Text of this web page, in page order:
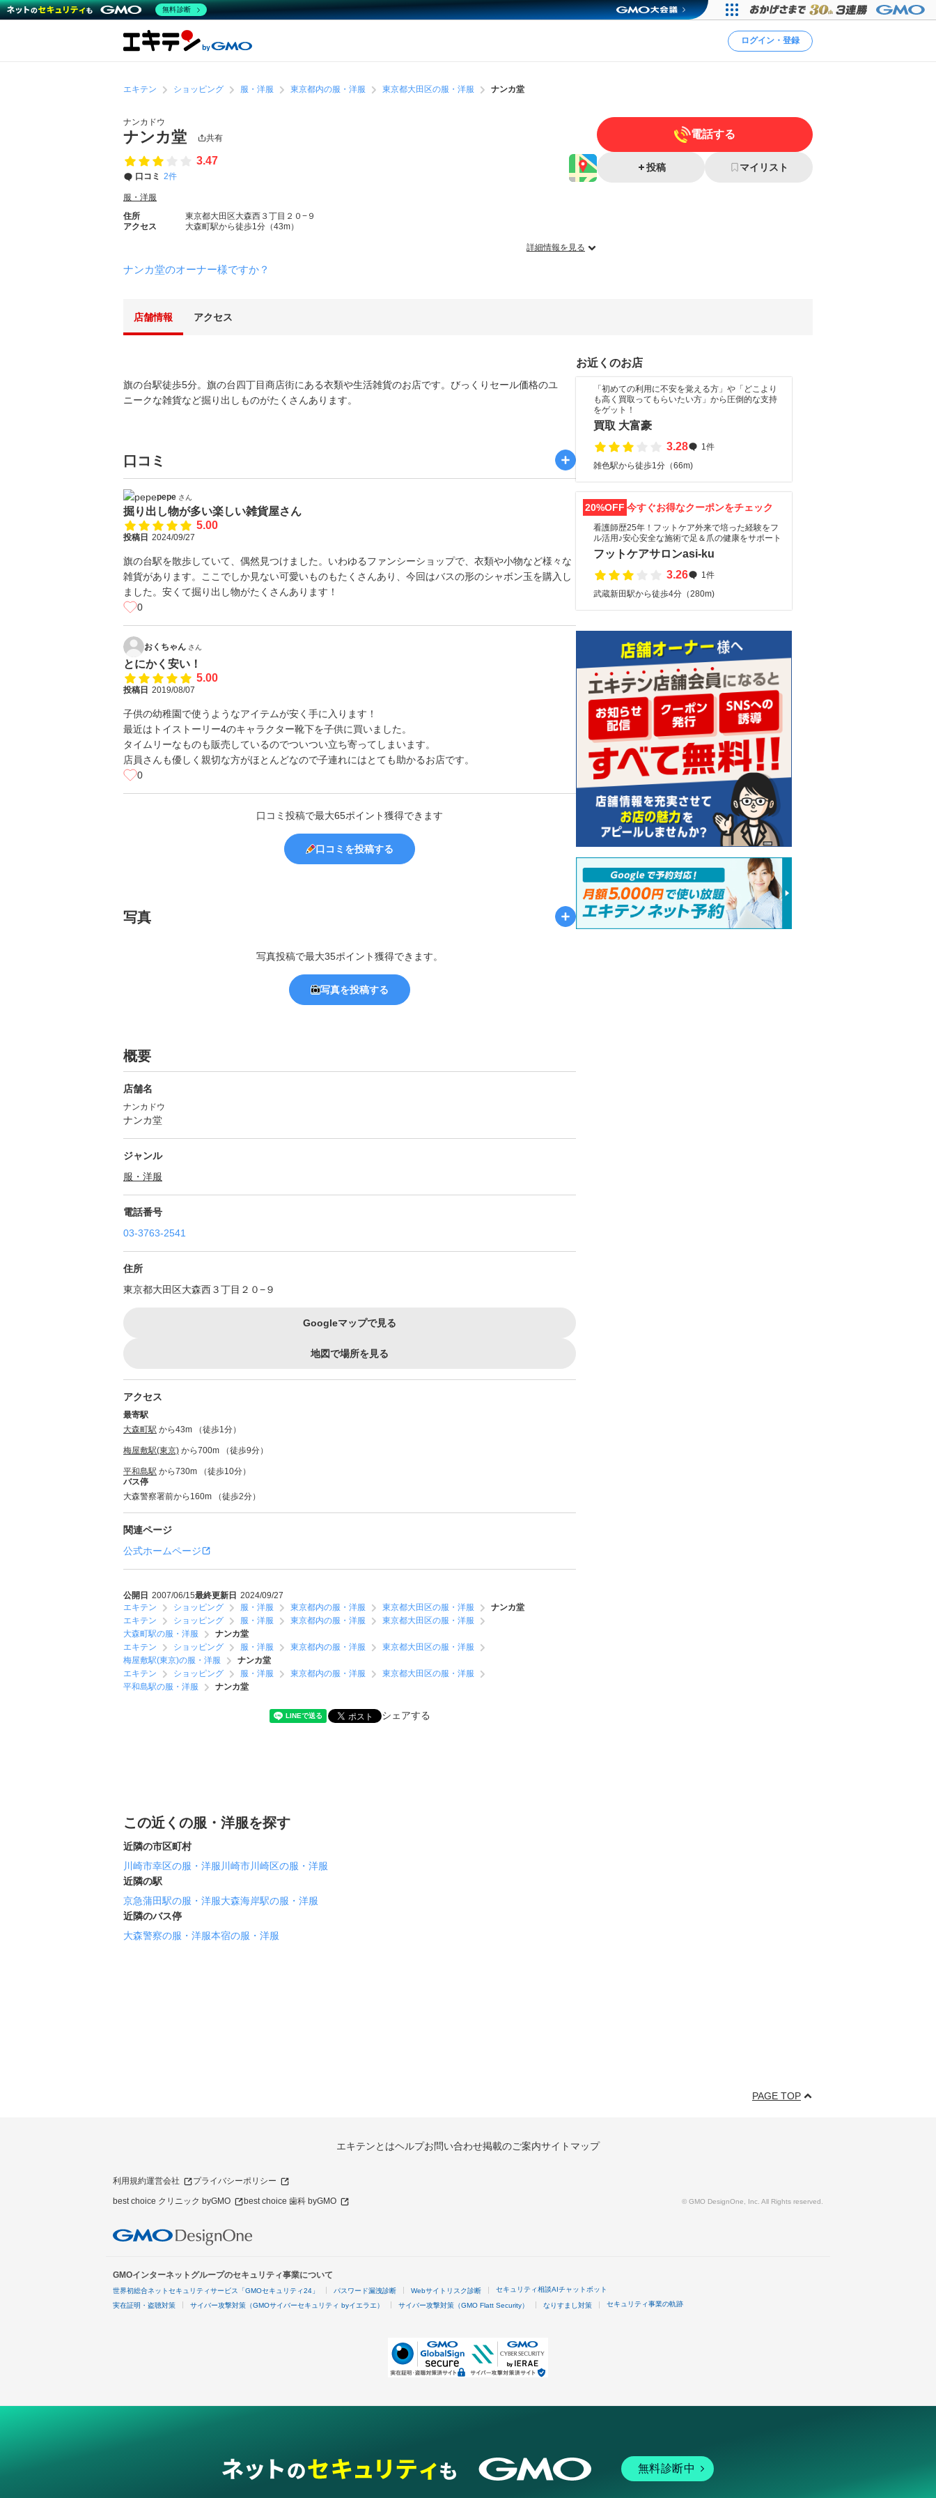
ログイン・登録
エキテン ショッピング 服・洋服 東京都内の服・洋服 東京都大田区の服・洋服 ナンカ堂
ナンカドウ
ナンカ堂 共有
3.47
口コミ 2件
服・洋服
住所
東京都大田区大森西３丁目２０−９
アクセス
大森町駅から徒歩1分（43m）
詳細情報を見る
ナンカ堂のオーナー様ですか？
電話する
投稿 マイリスト
店舗情報 アクセス
旗の台駅徒歩5分。旗の台四丁目商店街にある衣類や生活雑貨のお店です。びっくりセール価格のユ
ニークな雑貨など掘り出しものがたくさんあります。
口コミ
pepe さん
掘り出し物が多い楽しい雑貨屋さん
5.00
投稿日 2024/09/27
旗の台駅を散歩していて、偶然見つけました。いわゆるファンシーショップで、衣類や小物など様々な
雑貨があります。ここでしか見ない可愛いものもたくさんあり、今回はバスの形のシャボン玉を購入し
ました。安くて掘り出し物がたくさんあります！
0
おくちゃん さん
とにかく安い！
5.00
投稿日 2019/08/07
子供の幼稚園で使うようなアイテムが安く手に入ります！
最近はトイストーリー4のキャラクター靴下を子供に買いました。
タイムリーなものも販売しているのでついつい立ち寄ってしまいます。
店員さんも優しく親切な方がほとんどなので子連れにはとても助かるお店です。
0
口コミ投稿で最大65ポイント獲得できます
口コミを投稿する
写真
写真投稿で最大35ポイント獲得できます。
写真を投稿する
概要
店舗名
ナンカドウ
ナンカ堂
ジャンル
服・洋服
電話番号
03-3763-2541
住所
東京都大田区大森西３丁目２０−９
Googleマップで見る
地図で場所を見る
アクセス
最寄駅
大森町駅 から43m （徒歩1分）
梅屋敷駅(東京) から700m （徒歩9分）
平和島駅 から730m （徒歩10分）
バス停
大森警察署前から160m （徒歩2分）
関連ページ
公式ホームページ
公開日 2007/06/15最終更新日 2024/09/27
エキテン
ショッピング 服・洋服 東京都内の服・洋服 東京都大田区の服・洋服
ナンカ堂
エキテン
ショッピング 服・洋服 東京都内の服・洋服
東京都大田区の服・洋服
大森町駅の服・洋服
ナンカ堂
エキテン
ショッピング 服・洋服 東京都内の服・洋服
東京都大田区の服・洋服
梅屋敷駅(東京)の服・洋服
ナンカ堂
エキテン
ショッピング 服・洋服 東京都内の服・洋服
東京都大田区の服・洋服
平和島駅の服・洋服
ナンカ堂
シェアする
お近くのお店
「初めての利用に不安を覚える方」や「どこより
も高く買取ってもらいたい方」から圧倒的な支持
をゲット！
買取 大富豪
3.28
1件
雑色駅から徒歩1分（66m)
20%OFF 今すぐお得なクーポンをチェック
看護師歴25年！フットケア外来で培った経験をフ
ル活用♪安心安全な施術で足＆爪の健康をサポート
フットケアサロンasi-ku
3.26
1件
武蔵新田駅から徒歩4分（280m)
この近くの服・洋服を探す
近隣の市区町村
川崎市幸区の服・洋服 川崎市川崎区の服・洋服
近隣の駅
京急蒲田駅の服・洋服大森海岸駅の服・洋服
近隣のバス停
大森警察の服・洋服本宿の服・洋服
PAGE TOP
エキテンとはヘルプお問い合わせ掲載のご案内サイトマップ
利用規約運営会社 プライバシーポリシー
best choice クリニック byGMO best choice 歯科 byGMO © GMO DesignOne, Inc. All Rights reserved.
GMOインターネットグループのセキュリティ事業について
世界初総合ネットセキュリティサービス「GMOセキュリティ24」 パスワード漏洩診断 Webサイトリスク診断 セキュリティ相談AIチャットボット
実在証明・盗聴対策 サイバー攻撃対策（GMOサイバーセキュリティ byイエラエ） サイバー攻撃対策（GMO Flatt Security） なりすまし対策 セキュリティ事業の軌跡
無料診断中
無料診断